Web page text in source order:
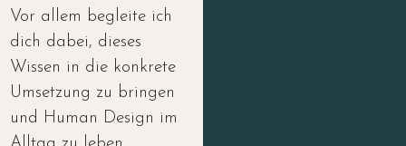
Vor allem begleite ich
dich dabei, dieses
Wissen in die konkrete
Umsetzung zu bringen
und Human Design im